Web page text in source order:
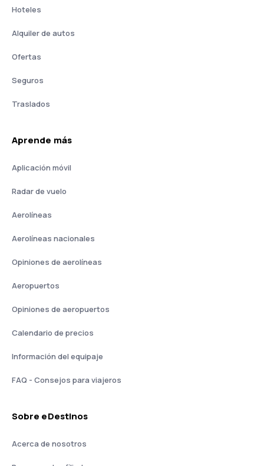
Hoteles
Alquiler de autos
Ofertas
Seguros
Traslados
Aprende más
Aplicación móvil
Radar de vuelo
Aerolíneas
Aerolíneas nacionales
Opiniones de aerolíneas
Aeropuertos
Opiniones de aeropuertos
Calendario de precios
Información del equipaje
FAQ - Consejos para viajeros
Sobre eDestinos
Acerca de nosotros